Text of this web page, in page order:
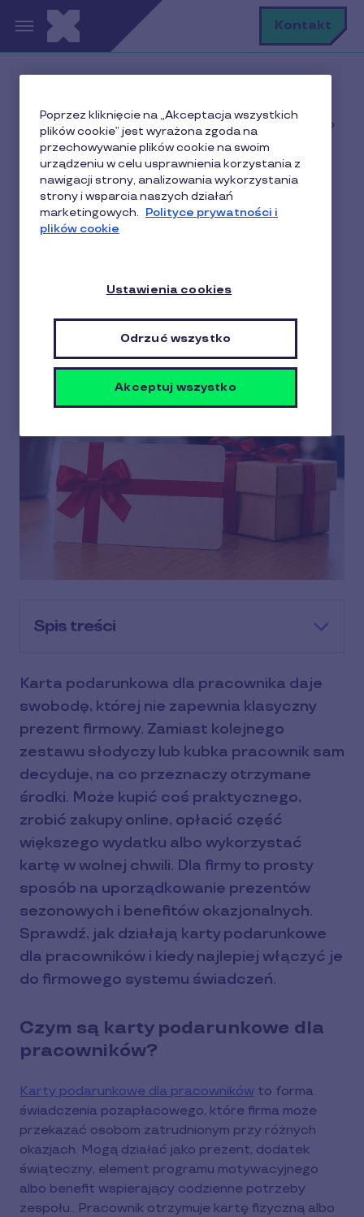
Przejdź do treści Kontakt
Baza wiedzy o motywowaniu i nagradzaniu w
biznesie
Benefity dla pracowników
Karty podarunkowe dla pracowników – jak działają i
kiedy je stosować?
Karty podarunkowe dla
pracowników – jak
działają i kiedy je
stosować?
10 min czytania 8 Lipiec 2026
Spis treści
Karta podarunkowa dla pracownika daje
swobodę, której nie zapewnia klasyczny
prezent firmowy. Zamiast kolejnego
zestawu słodyczy lub kubka pracownik sam
decyduje, na co przeznaczy otrzymane
środki. Może kupić coś praktycznego,
zrobić zakupy online, opłacić część
większego wydatku albo wykorzystać
kartę w wolnej chwili. Dla firmy to prosty
sposób na uporządkowanie prezentów
sezonowych i benefitów okazjonalnych.
Sprawdź, jak działają karty podarunkowe
dla pracowników i kiedy najlepiej włączyć je
do firmowego systemu świadczeń.
Czym są karty podarunkowe dla
pracowników?
Karty podarunkowe dla pracowników to forma
świadczenia pozapłacowego, które firma może
przekazać osobom zatrudnionym przy różnych
okazjach. Mogą działać jako prezent, dodatek
świąteczny, element programu motywacyjnego
albo benefit wspierający codzienne potrzeby
zespołu.. Pracownik otrzymuje kartę fizyczną albo
Poprzez kliknięcie na „Akceptacja wszystkich
plików cookie” jest wyrażona zgoda na
przechowywanie plików cookie na swoim
urządzeniu w celu usprawnienia korzystania z
nawigacji strony, analizowania wykorzystania
strony i wsparcia naszych działań
marketingowych. Polityce prywatności i
plików cookie
Ustawienia cookies
Odrzuć wszystko
Akceptuj wszystko